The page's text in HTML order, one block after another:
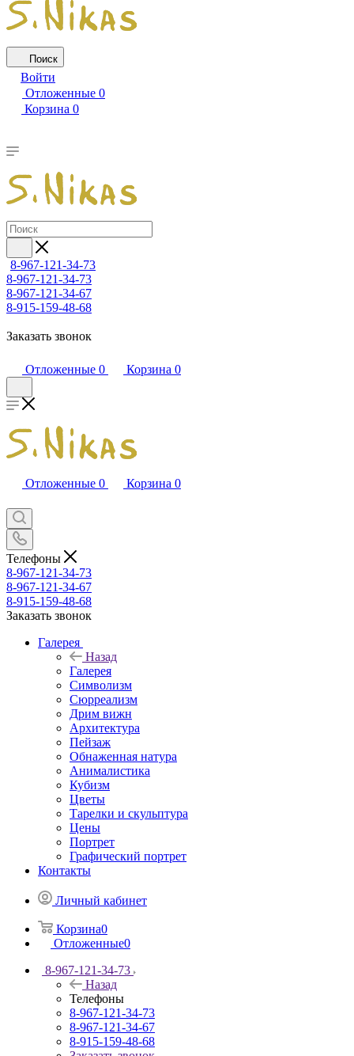
Поиск
Войти
Отложенные 0
Корзина 0
8-967-121-34-73
8-967-121-34-73
8-967-121-34-67
8-915-159-48-68
Заказать звонок
Отложенные 0 Корзина 0
Отложенные 0 Корзина 0
Телефоны
8-967-121-34-73
8-967-121-34-67
8-915-159-48-68
Заказать звонок
Галерея
Назад
Галерея
Символизм
Сюрреализм
Дрим вижн
Архитектура
Пейзаж
Обнаженная натура
Анималистика
Кубизм
Цветы
Тарелки и скульптура
Цены
Портрет
Графический портрет
Контакты
Личный кабинет
Корзина0
Отложенные0
8-967-121-34-73
Назад
Телефоны
8-967-121-34-73
8-967-121-34-67
8-915-159-48-68